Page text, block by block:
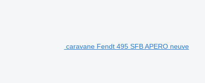
caravane Fendt 495 SFB APERO neuve